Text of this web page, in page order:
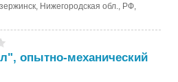
Нижегородская обл., РФ,
опытно-механический